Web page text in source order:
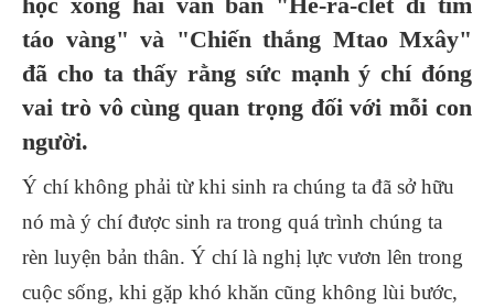
táo vàng" và "Chiến thắng Mtao Mxây"
đã cho ta thấy rằng sức mạnh ý chí đóng
vai trò vô cùng quan trọng đối với mỗi con
người.
Ý chí không phải từ khi sinh ra chúng ta đã sở hữu
nó mà ý chí được sinh ra trong quá trình chúng ta
rèn luyện bản thân. Ý chí là nghị lực vươn lên trong
cuộc sống, khi gặp khó khăn cũng không lùi bước,